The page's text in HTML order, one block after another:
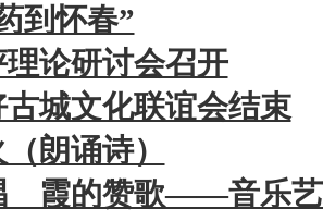
到怀春”
论研讨会召开
城文化联谊会结束
朗诵诗）
霞的赞歌——音乐艺